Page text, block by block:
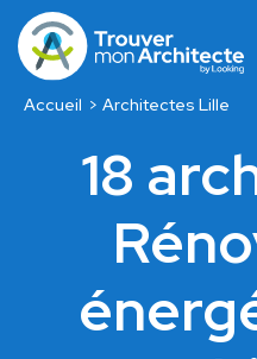
Accueil Architectes Lille
18